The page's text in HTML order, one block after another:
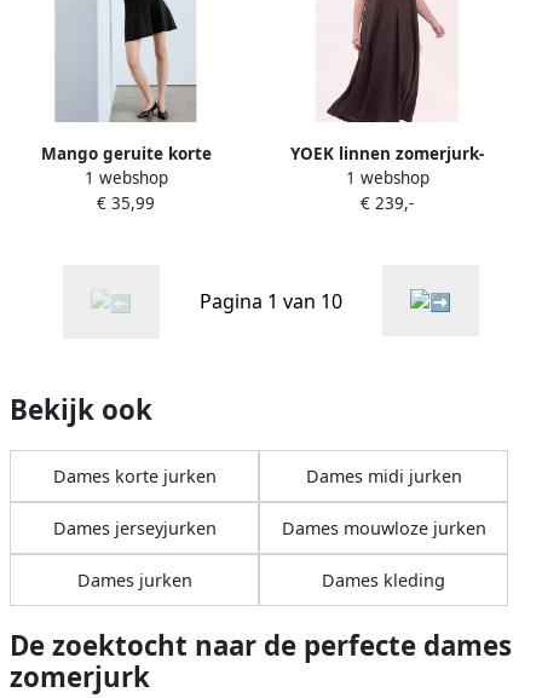
Mango geruite korte
zomerjurk grijs
1 webshop
€ 35,99
YOEK linnen zomerjurk-
bruin
1 webshop
€ 239,-
Pagina 1 van 10
Bekijk ook
Dames korte jurken Dames midi jurken
Dames jerseyjurken Dames mouwloze jurken
Dames jurken Dames kleding
De zoektocht naar de perfecte dames
zomerjurk